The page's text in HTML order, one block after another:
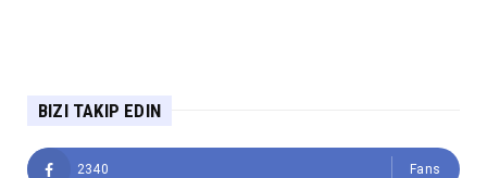
BIZI TAKIP EDIN
2340 Fans